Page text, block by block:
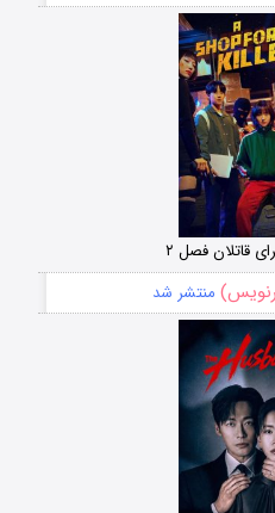
قاتلان فصل ۲
منتشر شد